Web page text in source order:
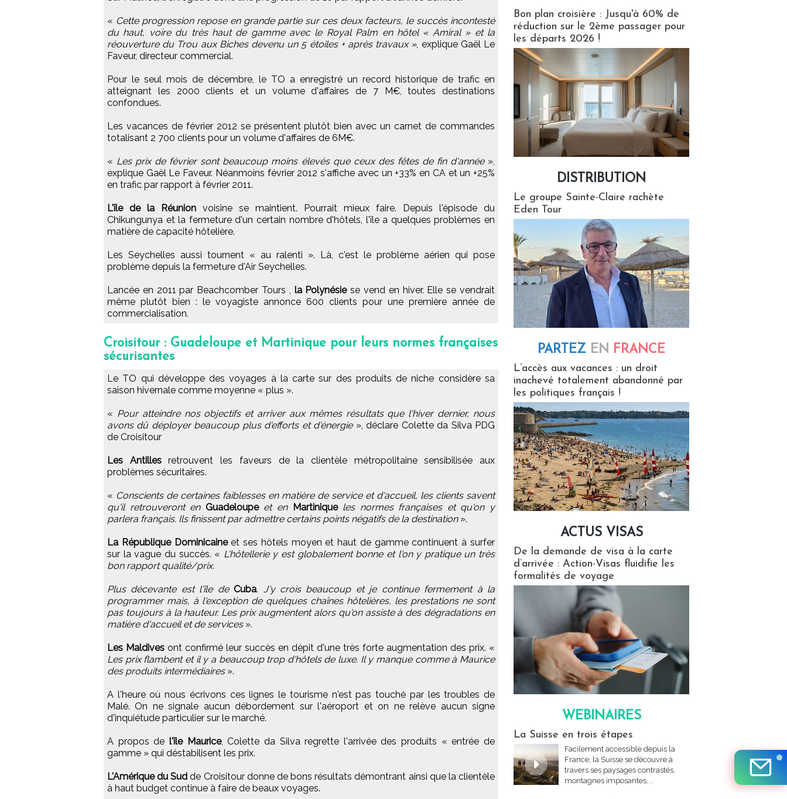
« Cette progression repose en grande partie sur ces deux facteurs, le succès incontesté
du haut, voire du très haut de gamme avec le Royal Palm en hôtel « Amiral » et la
réouverture du Trou aux Biches devenu un 5 étoiles + après travaux », explique Gaël Le
Faveur, directeur commercial.
Pour le seul mois de décembre, le TO a enregistré un record historique de trafic en
atteignant les 2000 clients et un volume d'affaires de 7 M€, toutes destinations
confondues.
Les vacances de février 2012 se présentent plutôt bien avec un carnet de commandes
totalisant 2 700 clients pour un volume d'affaires de 6M€.
« Les prix de février sont beaucoup moins élevés que ceux des fêtes de fin d'année »,
explique Gaël Le Faveur. Néanmoins février 2012 s'affiche avec un +33% en CA et un +25%
en trafic par rapport à février 2011.
L'île de la Réunion voisine se maintient. Pourrait mieux faire. Depuis l'épisode du
Chikungunya et la fermeture d'un certain nombre d'hôtels, l'île a quelques problèmes en
matière de capacité hôtelière.
Les Seychelles aussi tournent « au ralenti ». Là, c'est le problème aérien qui pose
problème depuis la fermeture d'Air Seychelles.
Lancée en 2011 par Beachcomber Tours , la Polynésiese vend en hiver. Elle se vendrait
même plutôt bien : le voyagiste annonce 600 clients pour une première année de
commercialisation.
Croisitour : Guadeloupe et Martinique pour leurs normes françaises
sécurisantes
Le TO qui développe des voyages à la carte sur des produits de niche considère sa
saison hivernale comme moyenne « plus ».
« Pour atteindre nos objectifs et arriver aux mêmes résultats que l'hiver dernier, nous
avons dû déployer beaucoup plus d'efforts et d'énergie», déclare Colette da Silva PDG
de Croisitour
Les Antillesretrouvent les faveurs de la clientèle métropolitaine sensibilisée aux
problèmes sécuritaires.
« Conscients de certaines faiblesses en matière de service et d'accueil, les clients savent
qu'il retrouveront en Guadeloupe et en Martinique les normes françaises et qu'on y
parlera français. Ils finissent par admettre certains points négatifs de la destination ».
La République Dominicaineet ses hôtels moyen et haut de gamme continuent à surfer
sur la vague du succès. « L'hôtellerie y est globalement bonne et l'on y pratique un très
bon rapport qualité/prix.
Plus décevante est l'île de Cuba. J'y crois beaucoup et je continue fermement à la
programmer mais, à l'exception de quelques chaînes hôtelières, les prestations ne sont
pas toujours à la hauteur. Les prix augmentent alors qu'on assiste à des dégradations en
matière d'accueil et de services ».
Les Maldives ont confirmé leur succès en dépit d'une très forte augmentation des prix. «
Les prix flambent et il y a beaucoup trop d'hôtels de luxe. Il y manque comme à Maurice
des produits intermédiaires ».
A l'heure où nous écrivons ces lignes le tourisme n'est pas touché par les troubles de
Malé. On ne signale aucun débordement sur l'aéroport et on ne relève aucun signe
d'inquiétude particulier sur le marché.
A propos de l'île Maurice, Colette da Silva regrette l'arrivée des produits « entrée de
gamme » qui déstabilisent les prix.
L'Amérique du Sud de Croisitour donne de bons résultats démontrant ainsi que la clientèle
à haut budget continue à faire de beaux voyages.
Bon plan croisière : Jusqu'à 60% de
réduction sur le 2ème passager pour
les départs 2026 !
DISTRIBUTION
Le groupe Sainte-Claire rachète
Eden Tour
PARTEZ EN FRANCE
L’accès aux vacances : un droit
inachevé totalement abandonné par
les politiques français !
ACTUS VISAS
De la demande de visa à la carte
d’arrivée : Action-Visas fluidifie les
formalités de voyage
WEBINAIRES
La Suisse en trois étapes
Facilement accessible depuis la
France, la Suisse se découvre à
travers ses paysages contrastés,
montagnes imposantes,...